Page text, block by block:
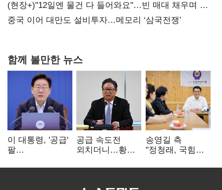
20억 키맞추기
(현장+)"12일엔 물건 다 들어와요"…빈 매대 채우며 문
연 홈플러스
중국 이어 대만도 설비투자…메모리 ‘삼국전쟁’
함께 볼만한 뉴스
이 대통령, '공급'
팔
여 내부선
공급 속도전
외치더니…황희,
리모델링' 제안
송영길 측
"정청래, 국힘
민주당 대표로